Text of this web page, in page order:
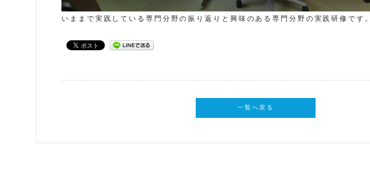
いままで実践している専門分野の振り返りと興味のある専門分野の実践研修です。
一覧へ戻る